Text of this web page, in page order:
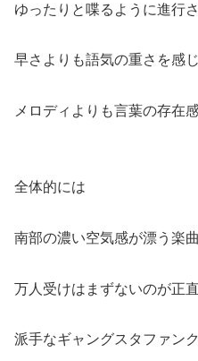
ゆったりと喋るように進行
早さよりも語気の重さを感
メロディよりも言葉の存在
全体的には
南部の濃い空気感が漂う楽
万人受けはまずないのが正
派手なギャングスタファン